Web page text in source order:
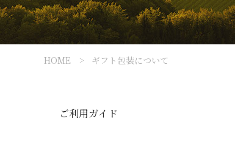
HOME ギフト包装について
ご利用ガイド